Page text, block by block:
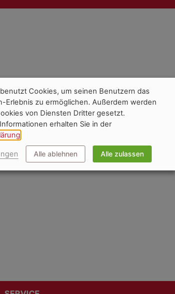
Cookies, um seinen Benutzern das
Erlebnis zu ermöglichen. Außerdem werden
von Diensten Dritter gesetzt.
erhalten Sie in der
Alle ablehnen Alle zulassen